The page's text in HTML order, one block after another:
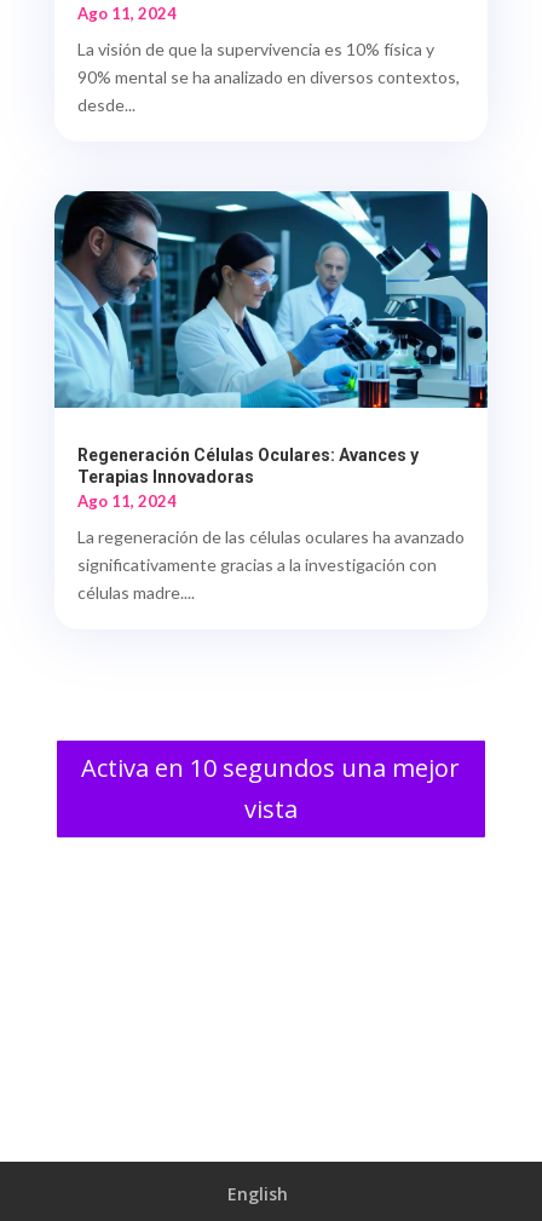
Ago 11, 2024
La visión de que la supervivencia es 10% física y
90% mental se ha analizado en diversos contextos,
desde...
Regeneración Células Oculares: Avances y
Terapias Innovadoras
Ago 11, 2024
La regeneración de las células oculares ha avanzado
significativamente gracias a la investigación con
células madre....
Activa en 10 segundos una mejor
vista
English